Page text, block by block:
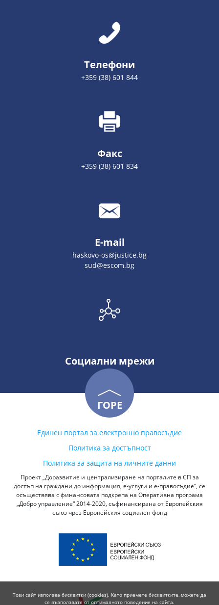
Телефони
+359 (38) 601 844
Факс
+359 (38) 601 834
E-mail
haskovo-os@justice.bg
sud@escom.bg
Социални мрежи
ГОРЕ
Единен портал за електронно правосъдие
Политика за достъпност
Политика за защита на личните данни
Проект „Доразвитие и централизиране на порталите в СП за
достъп на граждани до информация, е-услуги и е-правосъдие“, се
осъществява с финансовата подкрепа на Оперативна програма
„Добро управление“ 2014-2020, съфинансирана от Европейския
съюз чрез Европейския социален фонд
Този сайт използва бисквитки (cookies). Като приемете бисквитките, можете да
се възползвате от оптималното поведение на сайта.